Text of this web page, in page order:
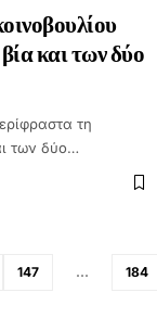
και των δύο
τη
των δύο…
147 … 184